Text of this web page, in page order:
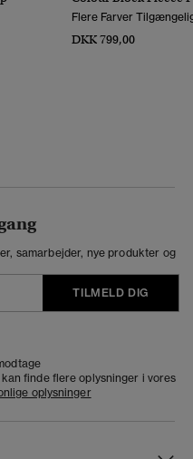
Flere Farver
DKK 799,00
samarbejder, nye produkter og
TILMELD DIG
finde flere oplysninger i vores
oplysninger